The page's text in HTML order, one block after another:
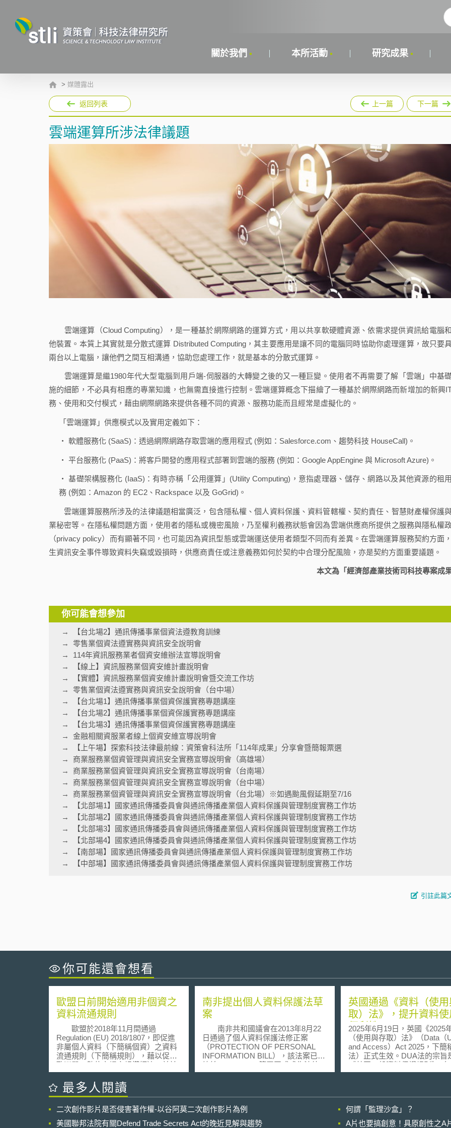
關於我們 本所活動 研究成果
> 媒體露出
返回列表 上一篇 下一篇
雲端運算所涉法律議題
雲端運算（Cloud Computing），是一種基於網際網路的運算方式，用以共享軟硬體資源、依需求提供資訊給電腦
他裝置。本質上其實就是分散式運算 Distributed Computing，其主要應用是讓不同的電腦同時協助你處理運算，故只要
兩台以上電腦，讓他們之間互相溝通，協助您處理工作，就是基本的分散式運算。
雲端運算是繼1980年代大型電腦到用戶端-伺服器的大轉變之後的又一種巨變。使用者不再需要了解「雲端」中基
施的細節，不必具有相應的專業知識，也無需直接進行控制。雲端運算概念下描繪了一種基於網際網路而新增加的新興
務、使用和交付模式，藉由網際網路來提供各種不同的資源、服務功能而且經常是虛擬化的。
「雲端運算」供應模式以及實用定義如下：
‧ 軟體服務化 (SaaS)：透過網際網路存取雲端的應用程式 (例如：Salesforce.com、趨勢科技 HouseCall)。
‧ 平台服務化 (PaaS)：將客戶開發的應用程式部署到雲端的服務 (例如：Google AppEngine 與 Microsoft Azure)。
‧ 基礎架構服務化 (IaaS)：有時亦稱「公用運算」(Utility Computing)，意指處理器、儲存、網路以及其他資源的租
務 (例如：Amazon 的 EC2、Rackspace 以及 GoGrid)。
雲端運算服務所涉及的法律議題相當廣泛，包含隱私權、個人資料保護、資料管轄權、契約責任、智慧財產權保護
業秘密等。在隱私權問題方面，使用者的隱私或機密風險，乃至權利義務狀態會因為雲端供應商所提供之服務與隱私權
（privacy policy）而有顯著不同，也可能因為資訊型態或雲端運送使用者類型不同而有差異。在雲端運算服務契約方面
生資訊安全事件導致資料失竊或毀損時，供應商責任或注意義務如何於契約中合理分配風險，亦是契約方面重要議題。
本文為「經濟部產業技術司科技專案成
你可能會想參加
【台北場2】通訊傳播事業個資法遵教育訓練
零售業個資法遵實務與資訊安全說明會
114年資訊服務業者個資安維辦法宣導說明會
【線上】資訊服務業個資安維計畫說明會
【實體】資訊服務業個資安維計畫說明會暨交流工作坊
零售業個資法遵實務與資訊安全說明會（台中場）
【台北場1】通訊傳播事業個資保護實務專題講座
【台北場2】通訊傳播事業個資保護實務專題講座
【台北場3】通訊傳播事業個資保護實務專題講座
金融相關資服業者線上個資安維宣導說明會
【上午場】探索科技法律最前線：資策會科法所「114年成果」分享會暨簡報票選
商業服務業個資管理與資訊安全實務宣導說明會（高雄場）
商業服務業個資管理與資訊安全實務宣導說明會（台南場）
商業服務業個資管理與資訊安全實務宣導說明會（台中場）
商業服務業個資管理與資訊安全實務宣導說明會（台北場）※如遇颱風假延期至7/16
【北部場1】國家通訊傳播委員會與通訊傳播產業個人資料保護與管理制度實務工作坊
【北部場2】國家通訊傳播委員會與通訊傳播產業個人資料保護與管理制度實務工作坊
【北部場3】國家通訊傳播委員會與通訊傳播產業個人資料保護與管理制度實務工作坊
【北部場4】國家通訊傳播委員會與通訊傳播產業個人資料保護與管理制度實務工作坊
【南部場】國家通訊傳播委員會與通訊傳播產業個人資料保護與管理制度實務工作坊
【中部場】國家通訊傳播委員會與通訊傳播產業個人資料保護與管理制度實務工作坊
引註此篇
你可能還會想看
歐盟日前開始適用非個資之
資料流通規則
歐盟於2018年11月間通過
Regulation (EU) 2018/1807，即促進
非屬個人資料（下簡稱個資）之資料
流通規則（下簡稱規則），藉以促進
歐洲單一數位市場之規模經濟，並於
2019年05月28日開始適用，據此，歐
盟執委會亦因應該規則而頒布指引
（COM(2019) 250 final），以釐清規
開宗明義表示其制定係為了促進非屬
個資之資料（下稱資料）流通，即其
南非提出個人資料保護法草
案
南非共和國議會在2013年8月22
日通過了個人資料保護法修正案
（PROTECTION OF PERSONAL
INFORMATION BILL），該法案已由
總統Jacob Zuma簽署正式成為法律，
這也是南非首次全面性的個人資料保
正，包括 ： 1. 設立獨立法人監察機
構作為獨立且公正的執行個人資料保
英國通過《資料（使
取）法》，提升資料
便利性
2025年6月19日，英國《2025
（使用與存取）法》（Data（
and Access）Act 2025，下簡
法）正式生效。DUA法的宗旨
《英國一般資料保護規則》（
Kingdom General Data
理及使用的便利性。 DUA法預計將於
2025年8月開始分階段實施，
最多人閱讀
二次創作影片是否侵害著作權-以谷阿莫二次創作影片為例
何謂「監理沙盒」？
美國聯邦法院有關Defend Trade Secrets Act的晚近見解與趨勢
A片也要搞創意！具原創性之A